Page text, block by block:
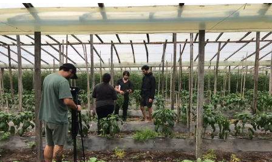
Agronegocios
Mercados
Seguinos